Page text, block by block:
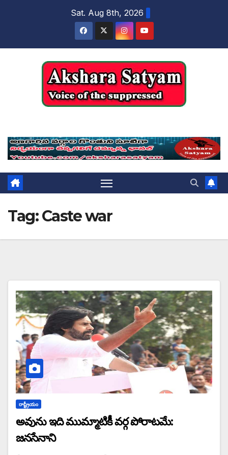
Sat. Aug 8th, 2026
Tag:Caste war
రాష్ట్రీయం
అవును ఇది ముమ్మాటికీ వర్గ పోరాటమే:
జనసేనాని